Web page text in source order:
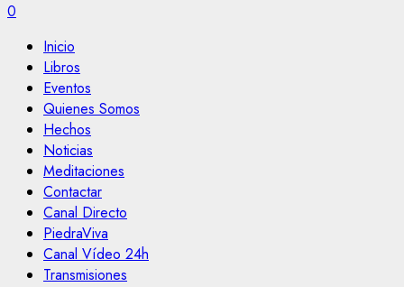
0
Inicio
Libros
Eventos
Quienes Somos
Hechos
Noticias
Meditaciones
Contactar
Canal Directo
PiedraViva
Canal Vídeo 24h
Transmisiones